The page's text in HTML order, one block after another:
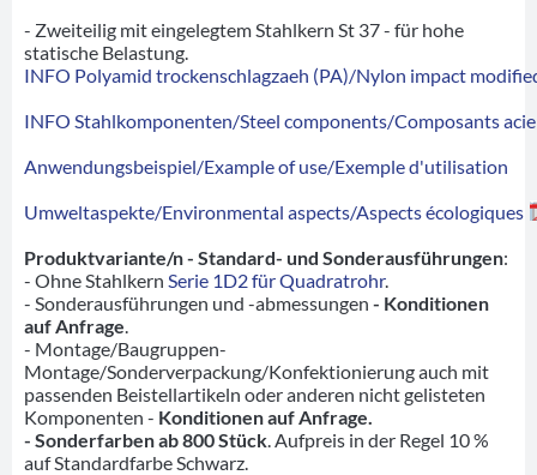
- Zweiteilig mit eingelegtem Stahlkern St 37 - für hohe
statische Belastung.
INFO Polyamid trockenschlagzaeh (PA)/Nylon impact
INFO Stahlkomponenten/Steel components/Composants
Anwendungsbeispiel/Example of use/Exemple d'utilisation
Umweltaspekte/Environmental aspects/Aspects écologiques
Produktvariante/n - Standard- und Sonderausführungen:
- Ohne Stahlkern Serie 1D2 für Quadratrohr.
- Sonderausführungen und -abmessungen - Konditionen
auf Anfrage
- Montage/Baugruppen-
Montage/Sonderverpackung/Konfektionierung auch mit
passenden Beistellartikeln oder anderen nicht gelisteten
Komponenten - Konditionen auf Anfrage.
- Sonderfarben ab 800 Stück . Aufpreis in der Regel 10 %
auf Standardfarbe Schwarz.